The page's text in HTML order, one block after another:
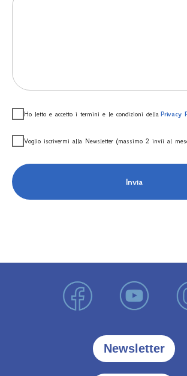
Ho letto e accetto i termini e le condizioni della Privacy
Voglio iscrivermi alla Newsletter (massimo 2 invii al
Invia
Newsletter